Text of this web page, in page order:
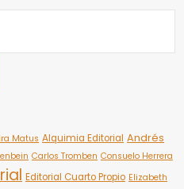
Matus Alquimia Editorial Andrés
Carlos Tromben Consuelo Herrera
Editorial Cuarto Propio Elizabeth